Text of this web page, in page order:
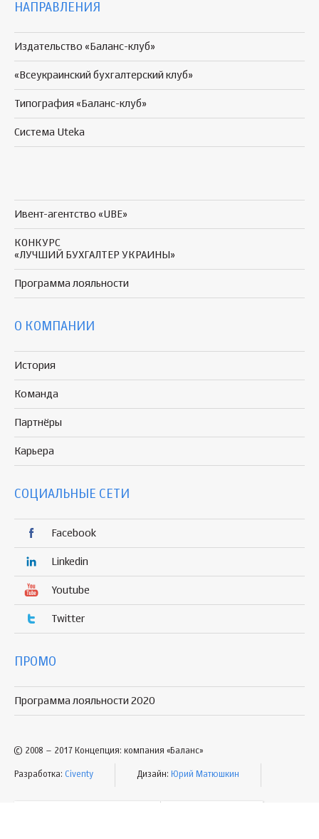
НАПРАВЛЕНИЯ
Издательство «Баланс-клуб»
«Всеукраинский бухгалтерский клуб»
Типография «Баланс-клуб»
Система Uteka
Ивент-агентство «UBE»
КОНКУРС
«ЛУЧШИЙ БУХГАЛТЕР УКРАИНЫ»
Программа лояльности
О КОМПАНИИ
История
Команда
Партнёры
Карьера
СОЦИАЛЬНЫЕ СЕТИ
Facebook
Linkedin
Youtube
Twitter
ПРОМО
Программа лояльности 2020
© 2008 – 2017 Концепция: компания «Баланс»
Разработка: Civenty Дизайн: Юрий Матюшкин